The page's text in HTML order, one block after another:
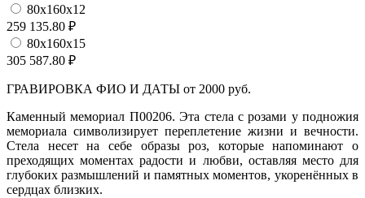
80х160х12
259 135.80 ₽
80х160х15
305 587.80 ₽
ГРАВИРОВКА ФИО И ДАТЫ от 2000 руб.
Каменный мемориал П00206. Эта стела с розами у подножия
мемориала символизирует переплетение жизни и вечности.
Стела несет на себе образы роз, которые напоминают о
преходящих моментах радости и любви, оставляя место для
глубоких размышлений и памятных моментов, укоренённых в
сердцах близких.